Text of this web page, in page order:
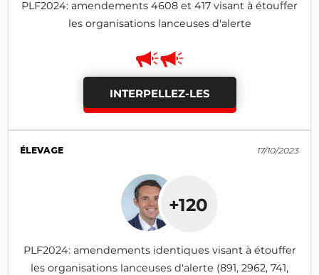
PLF2024: amendements 4608 et 417 visant à étouffer
les organisations lanceuses d'alerte
INTERPELLEZ-LES
ÉLEVAGE 17/10/2023
+120
PLF2024: amendements identiques visant à étouffer
les organisations lanceuses d'alerte (891, 2962, 741,